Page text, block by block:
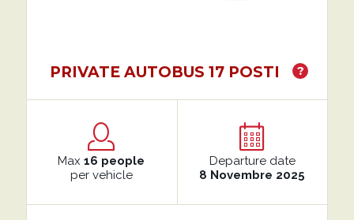
PRIVATE AUTOBUS 17 POSTI ?
Max16 people
per vehicle
Departure date
8 Novembre 2025